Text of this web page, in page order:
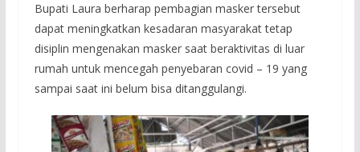
Bupati Laura berharap pembagian masker tersebut
dapat meningkatkan kesadaran masyarakat tetap
disiplin mengenakan masker saat beraktivitas di luar
rumah untuk mencegah penyebaran covid – 19 yang
sampai saat ini belum bisa ditanggulangi.